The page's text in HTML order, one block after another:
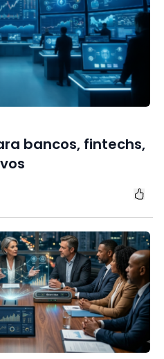
bancos, fintechs,